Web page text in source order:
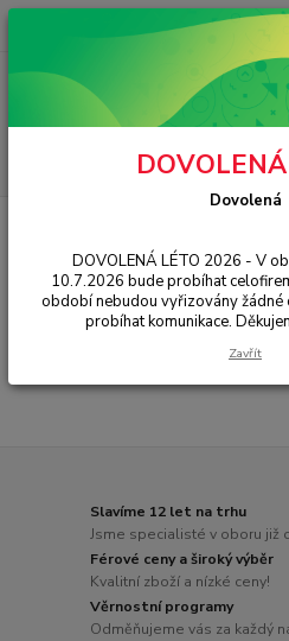
Chat / Online podpora - 24/7
10/100/1000 Mbit
Slavíme 12 let na trhu
Jsme specialisté v oboru již
Férové ceny a široký výběr
Kvalitní zboží a nízké ceny!
Věrnostní programy
Odměňujeme vás za každý
Dovolená
DOVOLENÁ LÉTO 2026 - V
10.7.2026 bude probíhat
období nebudou vyřizovány žádné
probíhat komunikace.
Zavřít